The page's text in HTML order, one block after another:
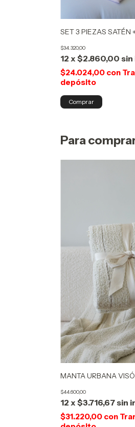
SET 3 PIEZAS SATÉN
$34.320,00
12 x $2.860,00 sin
$24.024,00 con
depósito
Para
MANTA URBANA
$44.600,00
12 x $3.716,67sin
$31.220,00 con